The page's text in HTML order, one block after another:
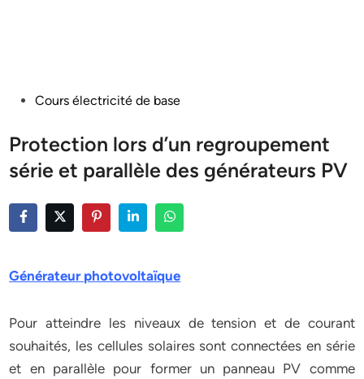
PostedCours électricité de base
Protection lors d’un regroupement
série et parallèle des générateurs PV
Générateur photovoltaïque
Pour atteindre les niveaux de tension et de courant
souhaités, les cellules solaires sont connectées en série
et en parallèle pour former un panneau PV comme